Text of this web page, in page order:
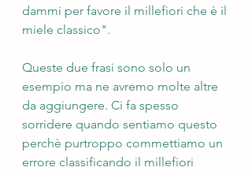
dammi per favore il millefiori che è il
miele classico".
Queste due frasi sono solo un
esempio ma ne avremo molte altre
da aggiungere. Ci fa spesso
sorridere quando sentiamo questo
perchè purtroppo commettiamo un
errore classificando il millefiori